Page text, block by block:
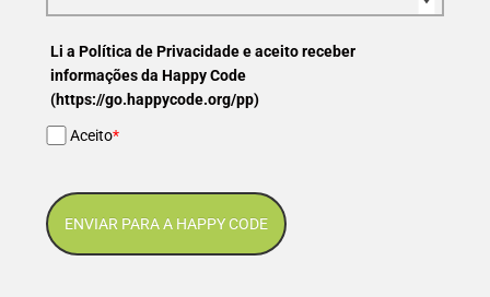
Li a Política de Privacidade e aceito receber
informações da Happy Code
(https://go.happycode.org/pp)
Aceito*
ENVIAR PARA A HAPPY CODE